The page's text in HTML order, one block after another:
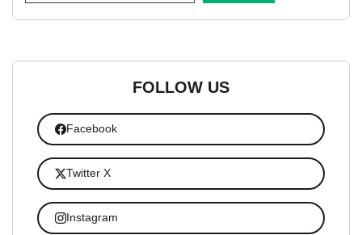
FOLLOW US
Facebook
Twitter X
Instagram